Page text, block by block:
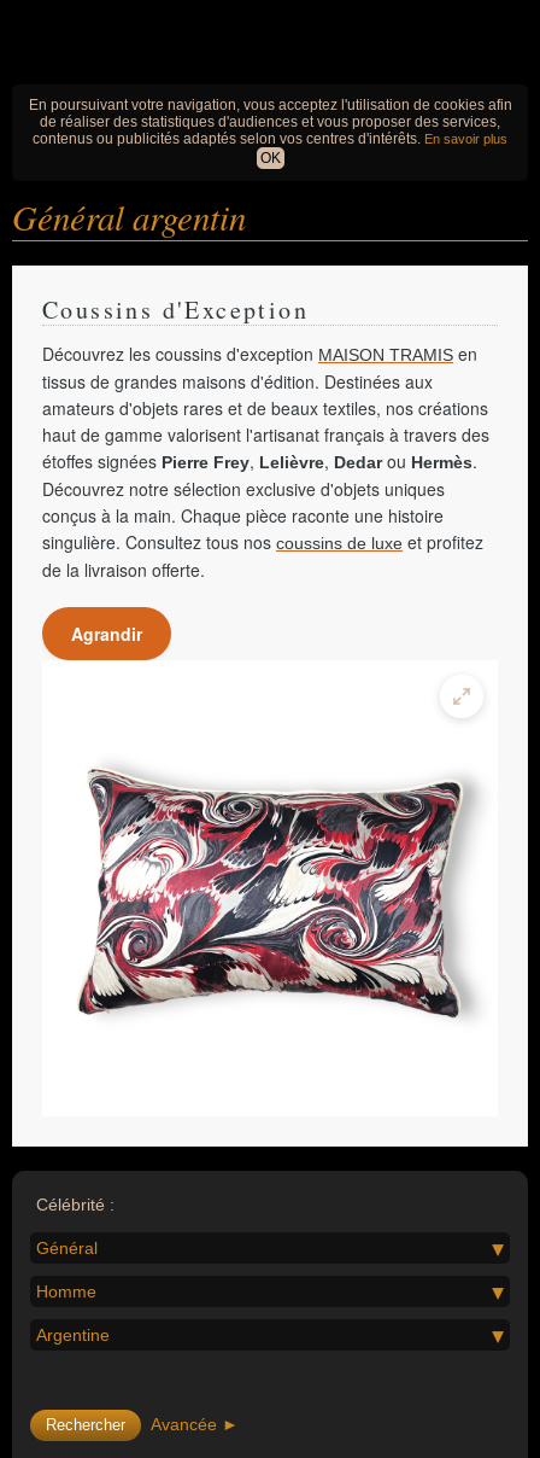
En poursuivant votre navigation, vous acceptez l'utilisation de cookies afin
de réaliser des statistiques d'audiences et vous proposer des services,
contenus ou publicités adaptés selon vos centres d'intérêts. En savoir plus
OK
Général argentin
Coussins d'Exception
Découvrez les coussins d'exception MAISON TRAMIS en
tissus de grandes maisons d'édition. Destinées aux
amateurs d'objets rares et de beaux textiles, nos créations
haut de gamme valorisent l'artisanat français à travers des
étoffes signées Pierre Frey, Lelièvre, Dedarou Hermès.
Découvrez notre sélection exclusive d'objets uniques
conçus à la main. Chaque pièce raconte une histoire
singulière. Consultez tous nos coussins de luxe et profitez
de la livraison offerte.
Agrandir
Célébrité :
Général
Homme
Argentine
Avancée ►